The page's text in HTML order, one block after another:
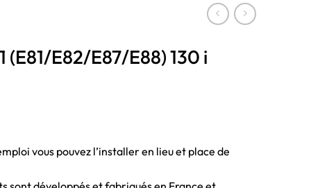
(E81/E82/E87/E88) 130 i
vous pouvez l’installer en lieu et place de